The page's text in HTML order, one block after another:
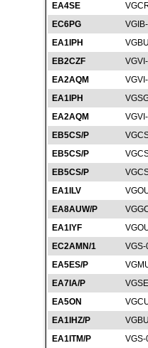
EA4SE
EC6PG
EA1IPH
EB2CZF
EA2AQM
EA1IPH
EA2AQM
EB5CS/P
EB5CS/P
EB5CS/P
EA1ILV
EA8AUW/P
EA1IYF
EC2AMN/1
EA5ES/P
EA7IA/P
EA5ON
EA1IHZ/P
EA1ITM/P